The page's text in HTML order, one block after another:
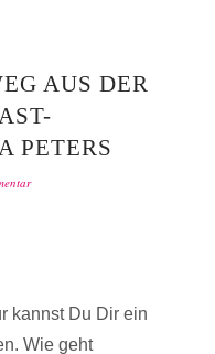
AUS DER
PETERS
kannst Du Dir ein
Wie geht